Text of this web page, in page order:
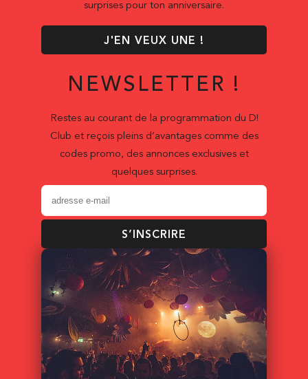
surprises pour ton anniversaire.
J'EN VEUX UNE !
NEWSLETTER !
Restes au courant de la programmation du D!
Club et reçois pleins d’avantages comme des
codes promo, des annonces exclusives et
quelques surprises.
S’INSCRIRE